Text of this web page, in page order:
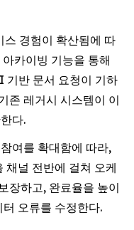
경험이 확산됨에 따
카이빙 기능을 통해
기반 문서 요청이 기하
존 레거시 시스템이 이
다.
여를 확대함에 따라,
널 전반에 걸쳐 오케
장하고, 완료율을 높이
오류를 수정한다.